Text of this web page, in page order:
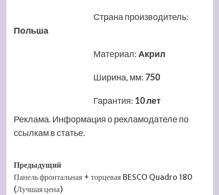
Страна производитель:
Польша
Материал: Акрил
Ширина, мм: 750
Гарантия: 10 лет
Реклама. Информация о рекламодателе по
ссылкам в статье.
Навигация
записи
Предыдущий
Панель фронтальная + торцевая BESCO Quadro 180
(Лучшая цена)